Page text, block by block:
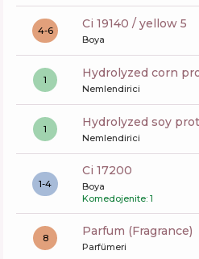
4-6 ci 19140 / yellow 5
Boya
1 hydrolyzed corn
Nemlendirici
1 hydrolyzed soy
Nemlendirici
1-4
ci 17200
Boya
Komedojenite: 1
8 Parfum (Fragrance)
Parfümeri